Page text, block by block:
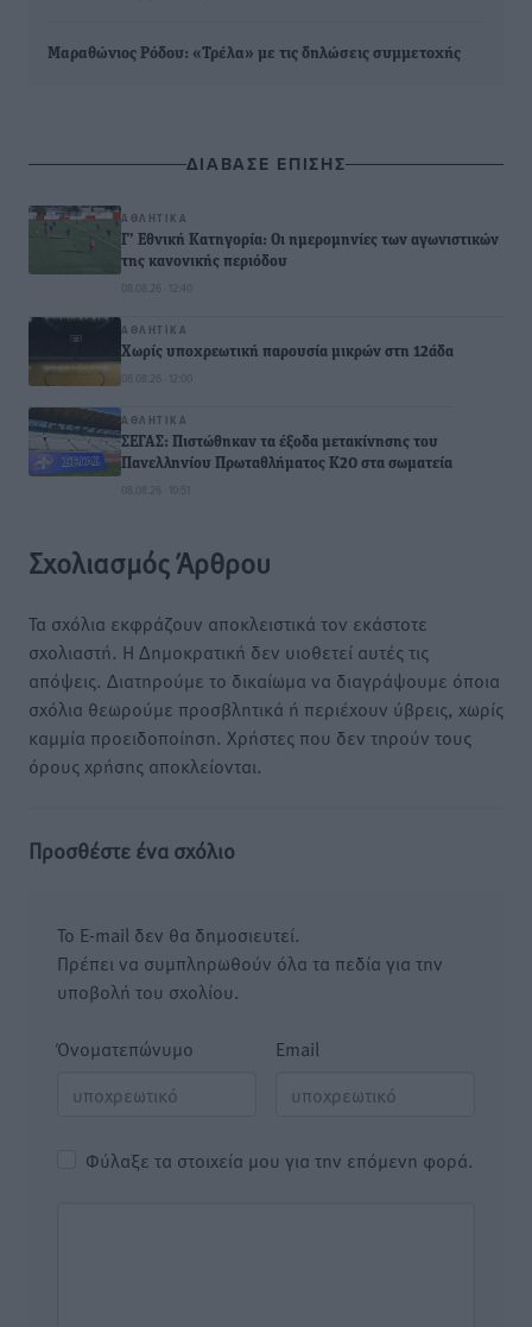
Μαραθώνιος Ρόδου: «Τρέλα» με τις δηλώσεις συμμετοχής
ΔΙΑΒΑΣΕ ΕΠΙΣΗΣ
ΑΘΛΗΤΙΚΆ
Γ’ Εθνική Κατηγορία: Οι ημερομηνίες των αγωνιστικών
της κανονικής περιόδου
08.08.26 · 12:40
ΑΘΛΗΤΙΚΆ
Χωρίς υποχρεωτική παρουσία μικρών στη 12άδα
08.08.26 · 12:00
ΑΘΛΗΤΙΚΆ
ΣΕΓΑΣ: Πιστώθηκαν τα έξοδα μετακίνησης του
Πανελληνίου Πρωταθλήματος Κ20 στα σωματεία
08.08.26 · 10:51
Σχολιασμός Άρθρου
Τα σχόλια εκφράζουν αποκλειστικά τον εκάστοτε
σχολιαστή. Η Δημοκρατική δεν υιοθετεί αυτές τις
απόψεις. Διατηρούμε το δικαίωμα να διαγράψουμε όποια
σχόλια θεωρούμε προσβλητικά ή περιέχουν ύβρεις, χωρίς
καμμία προειδοποίηση. Χρήστες που δεν τηρούν τους
όρους χρήσης αποκλείονται.
Προσθέστε ένα σχόλιο
Το E-mail δεν θα δημοσιευτεί.
Πρέπει να συμπληρωθούν όλα τα πεδία για την
υποβολή του σχολίου.
Όνοματεπώνυμο Email
Φύλαξε τα στοιχεία μου για την επόμενη φορά.